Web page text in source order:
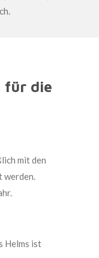
für die
mit den
werden.
Helms ist